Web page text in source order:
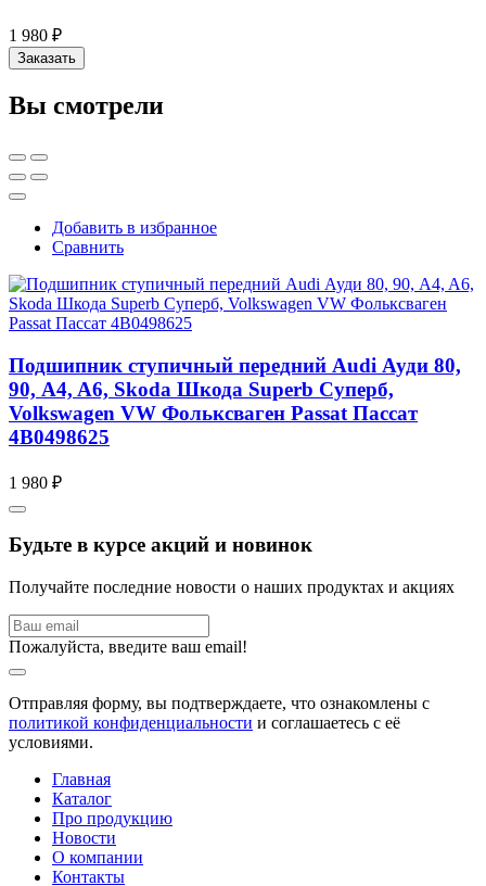
1 980 ₽
Заказать
Вы смотрели
Добавить в избранное
Сравнить
Подшипник ступичный передний Audi Ауди 80,
90, A4, A6, Skoda Шкода Superb Суперб,
Volkswagen VW Фольксваген Passat Пассат
4B0498625
1 980 ₽
Будьте в курсе акций и новинок
Получайте последние новости о наших продуктах и акциях
Пожалуйста, введите ваш email!
Отправляя форму, вы подтверждаете, что ознакомлены с
политикой конфиденциальности и соглашаетесь с её
условиями.
Главная
Каталог
Про продукцию
Новости
О компании
Контакты